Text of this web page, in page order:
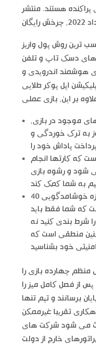
هستند. منتشر
ترین روش پول واریز
های دسک تاپ و تلفن
هوشمند اندرویدی و
اپل پوکر طلایی
موجود در بازی,
به ترک خوردگی و
که کارتها انجام
شود و رشوه بازی
شرط شرط بندی برای این جایزه خوشامدگویی 40
که شما فقط باید
را شرط بندی کنید نه
منطقی است که
میامی 1972 فصل منظم چهارده بازی را
از فصل کامل میز را
17-0 را به پایان برسانند و تیم تنها
تقریبا غیرممکن
می شود شرکت های